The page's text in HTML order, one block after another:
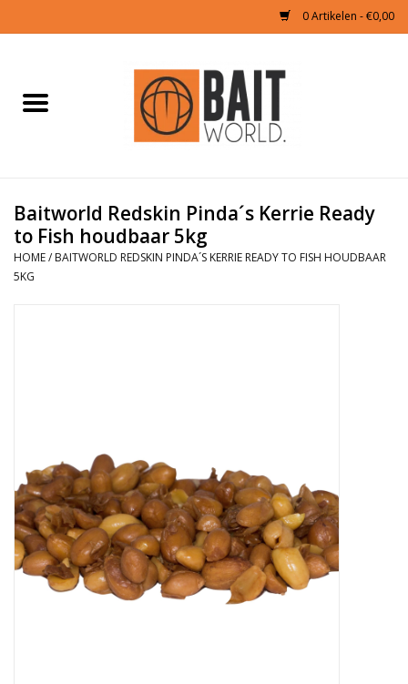
0 Artikelen - €0,00
Boilies & Additieven
Cadeaubon
Summer Deals
Baitworld Redskin Pinda´s Kerrie Ready
to Fish houdbaar 5kg
HOME/ BAITWORLD REDSKIN PINDA´S KERRIE READY TO FISH HOUDBAAR
5KG